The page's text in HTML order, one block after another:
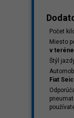
Počet
Miesto
v
Štýl
Fiat